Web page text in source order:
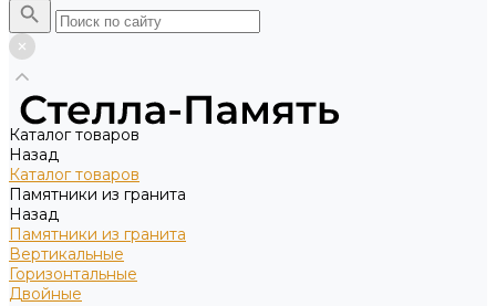
Каталог товаров
Назад
Каталог товаров
Памятники из гранита
Назад
Памятники из гранита
Вертикальные
Горизонтальные
Двойные